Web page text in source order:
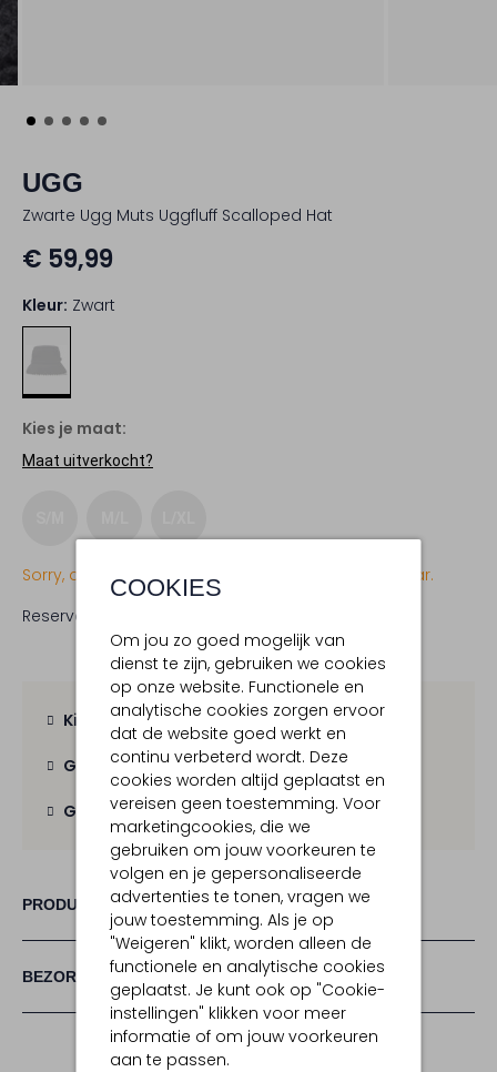
COOKIES
Om jou zo goed mogelijk van
dienst te zijn, gebruiken we cookies
op onze website. Functionele en
analytische cookies zorgen ervoor
dat de website goed werkt en
continu verbeterd wordt. Deze
cookies worden altijd geplaatst en
vereisen geen toestemming. Voor
marketingcookies, die we
gebruiken om jouw voorkeuren te
volgen en je gepersonaliseerde
advertenties te tonen, vragen we
jouw toestemming. Als je op
"Weigeren" klikt, worden alleen de
functionele en analytische cookies
geplaatst. Je kunt ook op "Cookie-
instellingen" klikken voor meer
informatie of om jouw voorkeuren
aan te passen.
UGG
Zwarte Ugg Muts Uggfluff Scalloped Hat
€ 59,99
Kleur: Zwart
Kies je maat:
Maat uitverkocht?
Sorry, dit item is momenteel (nog) niet beschikbaar.
Reserveer direct in een van onze 19 boutiques
Kies zelf je bezorgmoment
Gratis verzendingvanaf € 100,-
Gratis retour binnen 30 dagen
PRODUCT INFORMATIE
BEZORGEN & RETOURNEREN